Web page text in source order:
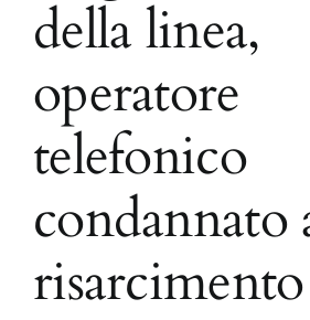
della linea,
operatore
telefonico
condannato